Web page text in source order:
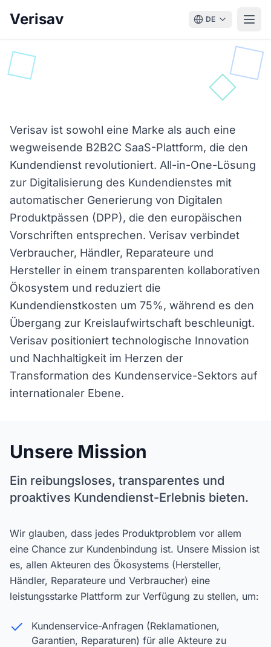
Verisav DE
Verisav ist eine B2B2C-SaaS-Plattform, die den
Verisav ist sowohl eine Marke als auch eine
wegweisende B2B2C SaaS-Plattform, die den
Kundendienst revolutioniert. All-in-One-Lösung
zur Digitalisierung des Kundendienstes mit
automatischer Generierung von Digitalen
Produktpässen (DPP), die den europäischen
Vorschriften entsprechen. Verisav verbindet
Verbraucher, Händler, Reparateure und
Hersteller in einem transparenten kollaborativen
Ökosystem und reduziert die
Kundendienstkosten um 75%, während es den
Übergang zur Kreislaufwirtschaft beschleunigt.
Verisav positioniert technologische Innovation
und Nachhaltigkeit im Herzen der
Transformation des Kundenservice-Sektors auf
internationaler Ebene.
Unsere Mission
Ein reibungsloses, transparentes und
proaktives Kundendienst-Erlebnis bieten.
Wir glauben, dass jedes Produktproblem vor allem
eine Chance zur Kundenbindung ist. Unsere Mission ist
es, allen Akteuren des Ökosystems (Hersteller,
Händler, Reparateure und Verbraucher) eine
leistungsstarke Plattform zur Verfügung zu stellen, um:
Kundenservice-Anfragen (Reklamationen,
Garantien, Reparaturen) für alle Akteure zu